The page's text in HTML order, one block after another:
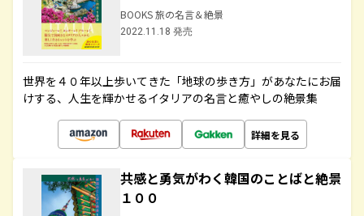
BOOKS 旅の名言＆絶景
2022.11.18 発売
世界を４０年以上歩いてきた「地球の歩き方」があなたにお届
けする、人生を輝かせるイタリアの名言と癒やしの絶景集
詳細を見る
共感と勇気がわく韓国のことばと絶景
１００